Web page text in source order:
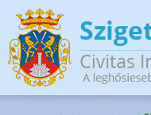
Ugrás a tartalomra